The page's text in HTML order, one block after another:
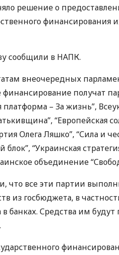
решение о
финансирования
сообщили в НАПК.
внеочередных
финансирование получат
– За жизнь”,
“Европейская
Олега Ляшко”, “Сила и
“Украинская
объединение
что все эти партии
из госбюджета, в
банках. Средства им будут